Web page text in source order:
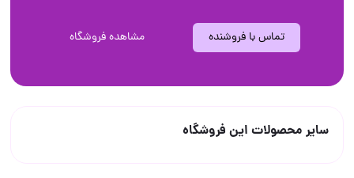
تماس با فروشنده مشاهده فروشگاه
سایر محصولات این فروشگاه